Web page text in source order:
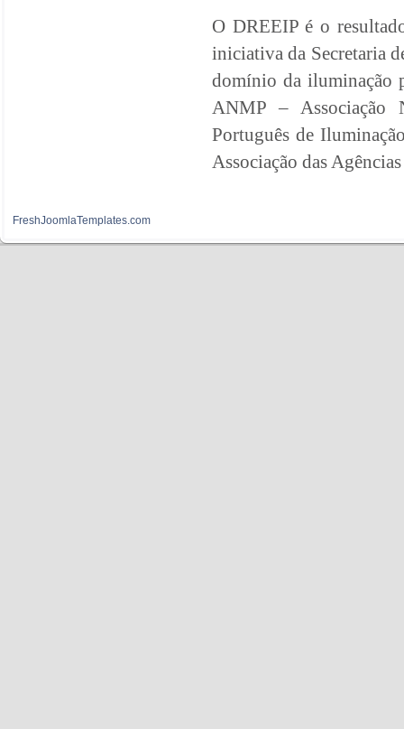
O DREEIP é o
iniciativa da Secretaria
domínio da iluminação
ANMP – Associação
Português de
Associação das
FreshJoomlaTemplates.com